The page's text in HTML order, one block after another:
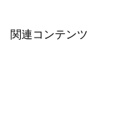
関連コンテンツ